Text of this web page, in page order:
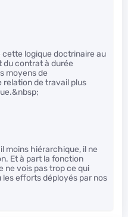
cette logique doctrinaire au
du contrat à durée
moyens de
de travail plus
moins hiérarchique, il ne
Et à part la fonction
ne vois pas trop ce qui
efforts déployés par nos